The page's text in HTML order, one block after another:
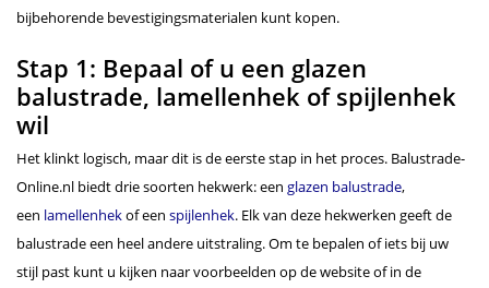
bijbehorende bevestigingsmaterialen kunt kopen.
Stap 1: Bepaal of u een glazen
balustrade, lamellenhek of spijlenhek
wil
Het klinkt logisch, maar dit is de eerste stap in het proces. Balustrade-
Online.nl biedt drie soorten hekwerk: een glazen balustrade,
een lamellenhekof een spijlenhek. Elk van deze hekwerken geeft de
balustrade een heel andere uitstraling. Om te bepalen of iets bij uw
stijl past kunt u kijken naar voorbeelden op de website of in de